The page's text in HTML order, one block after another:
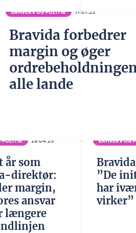
ERHVERV OG POLITIK 11.07.25
Bravida forbedrer
margin og øger
alle lande
POLITIK 29.04.25
år som
direktør:
margin,
ansvar
længere
ERHVERV OG
”De
har
virker”